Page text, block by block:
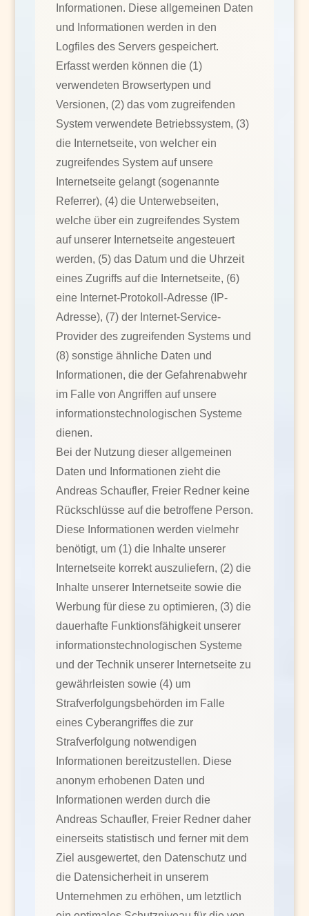
Informationen. Diese allgemeinen Daten
und Informationen werden in den
Logfiles des Servers gespeichert.
Erfasst werden können die (1)
verwendeten Browsertypen und
Versionen, (2) das vom zugreifenden
System verwendete Betriebssystem, (3)
die Internetseite, von welcher ein
zugreifendes System auf unsere
Internetseite gelangt (sogenannte
Referrer), (4) die Unterwebseiten,
welche über ein zugreifendes System
auf unserer Internetseite angesteuert
werden, (5) das Datum und die Uhrzeit
eines Zugriffs auf die Internetseite, (6)
eine Internet-Protokoll-Adresse (IP-
Adresse), (7) der Internet-Service-
Provider des zugreifenden Systems und
(8) sonstige ähnliche Daten und
Informationen, die der Gefahrenabwehr
im Falle von Angriffen auf unsere
informationstechnologischen Systeme
dienen.
Bei der Nutzung dieser allgemeinen
Daten und Informationen zieht die
Andreas Schaufler, Freier Redner keine
Rückschlüsse auf die betroffene Person.
Diese Informationen werden vielmehr
benötigt, um (1) die Inhalte unserer
Internetseite korrekt auszuliefern, (2) die
Inhalte unserer Internetseite sowie die
Werbung für diese zu optimieren, (3) die
dauerhafte Funktionsfähigkeit unserer
informationstechnologischen Systeme
und der Technik unserer Internetseite zu
gewährleisten sowie (4) um
Strafverfolgungsbehörden im Falle
eines Cyberangriffes die zur
Strafverfolgung notwendigen
Informationen bereitzustellen. Diese
anonym erhobenen Daten und
Informationen werden durch die
Andreas Schaufler, Freier Redner daher
einerseits statistisch und ferner mit dem
Ziel ausgewertet, den Datenschutz und
die Datensicherheit in unserem
Unternehmen zu erhöhen, um letztlich